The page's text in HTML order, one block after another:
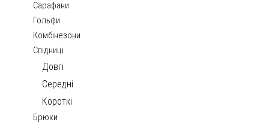
Сарафани
Гольфи
Комбінезони
Спідниці
Довгі
Середні
Короткі
Брюки